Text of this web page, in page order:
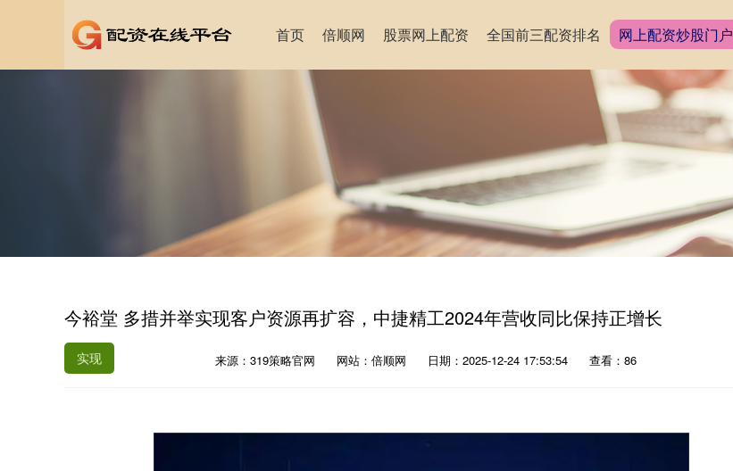
首页 倍顺网 股票网上配资 全国前三配资排名 网上配资炒股门户
今裕堂 多措并举实现客户资源再扩容，中捷精工2024年营收同比保持正增长
实现 来源：319策略官网 网站：倍顺网 日期：2025-12-24 17:53:54 查看：86